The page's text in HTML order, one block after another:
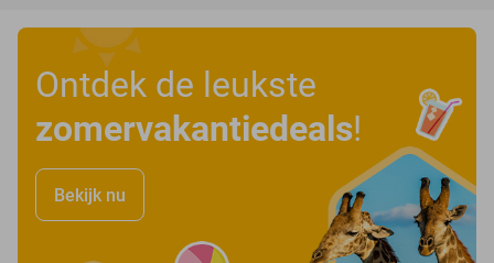
Ontdek de leukste
zomervakantiedeals!
Bekijk nu